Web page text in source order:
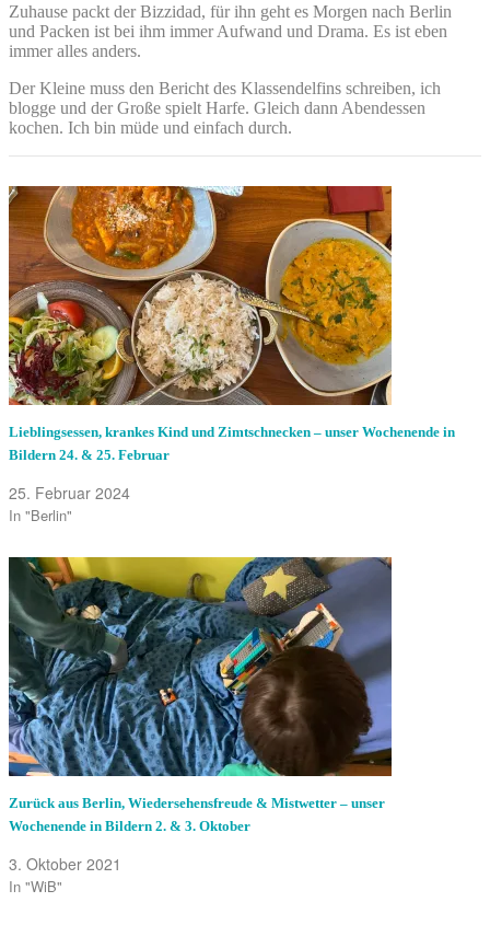
Zuhause packt der Bizzidad, für ihn geht es Morgen nach Berlin
und Packen ist bei ihm immer Aufwand und Drama. Es ist eben
immer alles anders.
Der Kleine muss den Bericht des Klassendelfins schreiben, ich
blogge und der Große spielt Harfe. Gleich dann Abendessen
kochen. Ich bin müde und einfach durch.
Lieblingsessen, krankes Kind und Zimtschnecken – unser Wochenende in
Bildern 24. & 25. Februar
25. Februar 2024
In "Berlin"
Zurück aus Berlin, Wiedersehensfreude & Mistwetter – unser
Wochenende in Bildern 2. & 3. Oktober
3. Oktober 2021
In "WiB"